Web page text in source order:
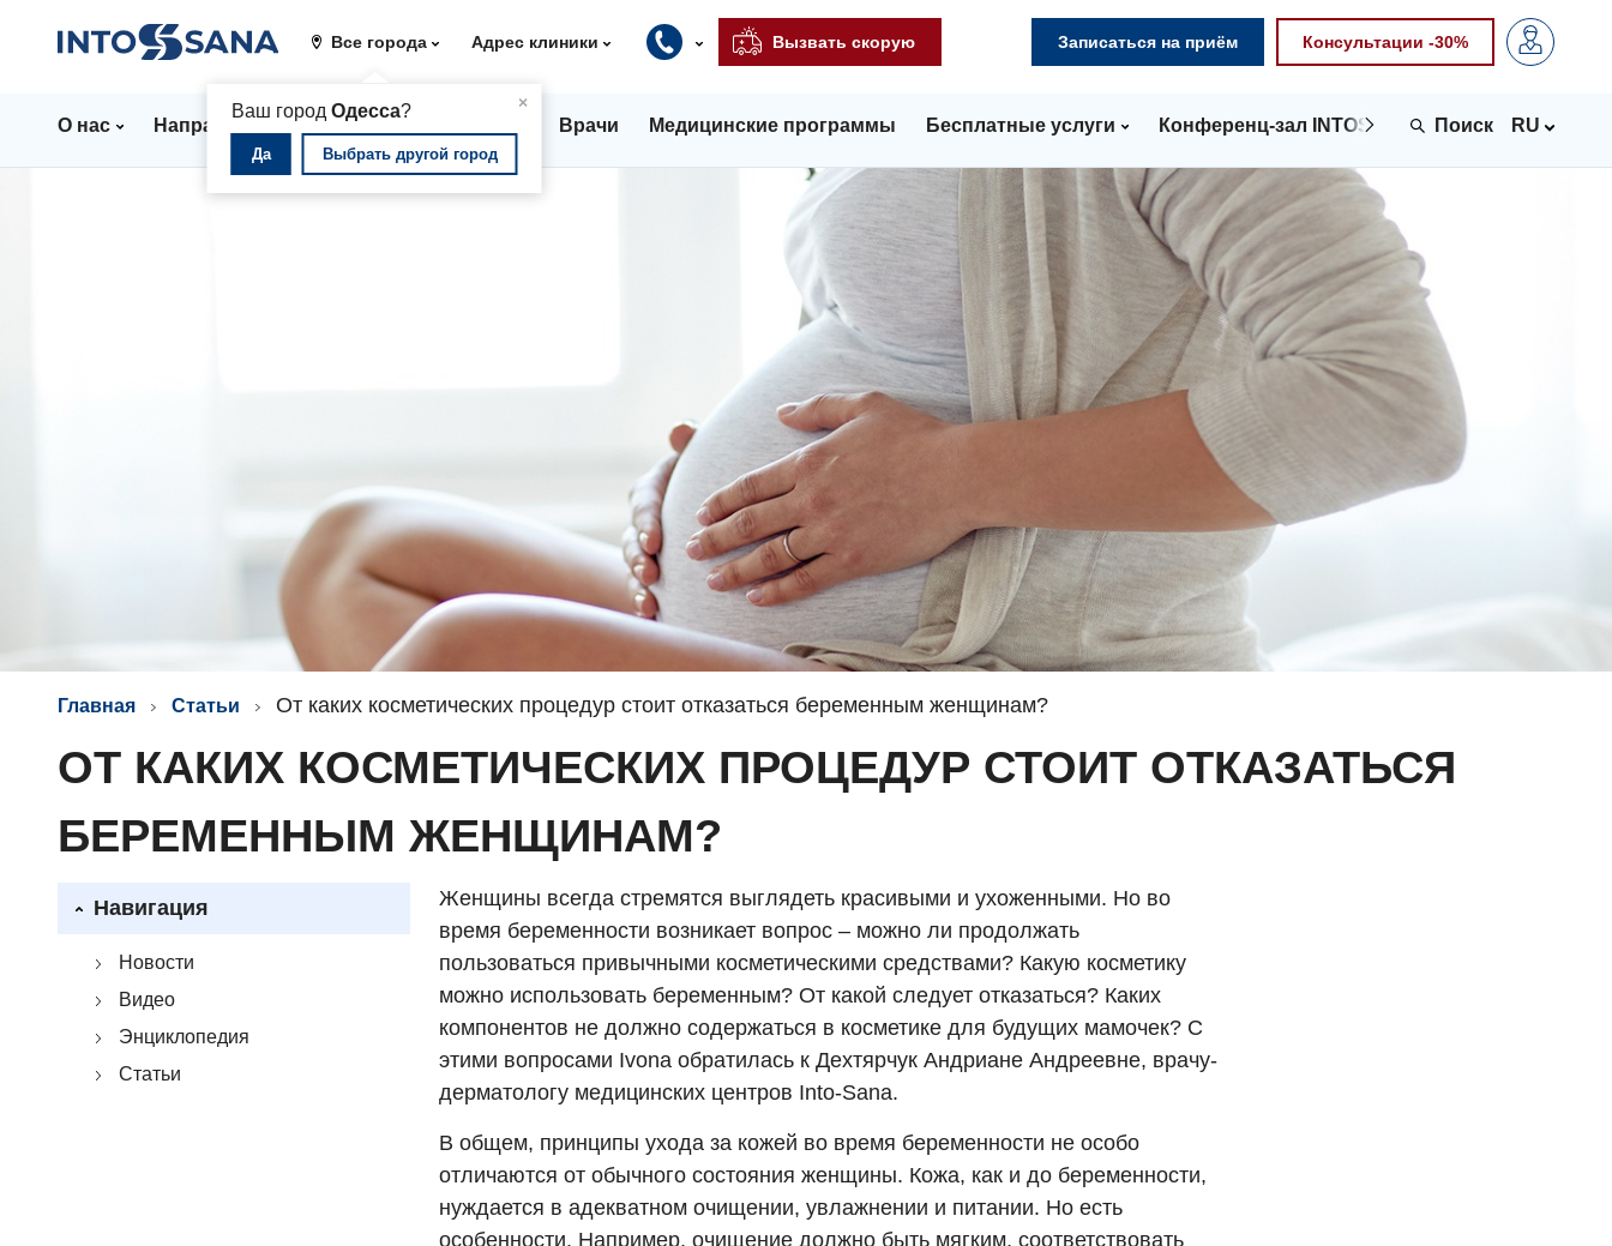
Все города
×
Ваш город Одесса?
Да Выбрать другой город
Адрес клиники Вызвать скорую Записаться на приём Консультации -30%
О нас Направления Стационар Врачи Медицинские программы Бесплатные услуги Конференц-зал INTOSPACE Контакты
RU
Главная Статьи От каких косметических процедур стоит отказаться беременным женщинам?
ОТ КАКИХ КОСМЕТИЧЕСКИХ ПРОЦЕДУР СТОИТ ОТКАЗАТЬСЯ
БЕРЕМЕННЫМ ЖЕНЩИНАМ?
Навигация
Новости
Видео
Энциклопедия
Статьи
Женщины всегда стремятся выглядеть красивыми и ухоженными. Но во
время беременности возникает вопрос – можно ли продолжать
пользоваться привычными косметическими средствами? Какую косметику
можно использовать беременным? От какой следует отказаться? Каких
компонентов не должно содержаться в косметике для будущих мамочек? С
этими вопросами Ivona обратилась к Дехтярчук Андриане Андреевне, врачу-
дерматологу медицинских центров Into-Sana.
В общем, принципы ухода за кожей во время беременности не особо
отличаются от обычного состояния женщины. Кожа, как и до беременности,
нуждается в адекватном очищении, увлажнении и питании. Но есть
особенности. Например, очищение должно быть мягким, соответствовать